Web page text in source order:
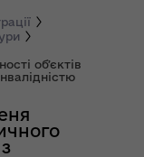
обʼєктів